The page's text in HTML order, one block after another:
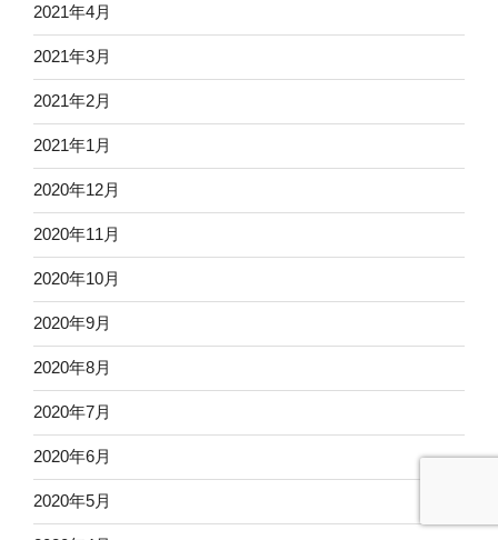
2021年4月
2021年3月
2021年2月
2021年1月
2020年12月
2020年11月
2020年10月
2020年9月
2020年8月
2020年7月
2020年6月
2020年5月